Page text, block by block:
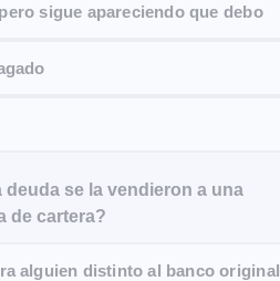
sigue apareciendo que debo
deuda se la vendieron a una
de cartera?
alguien distinto al banco original